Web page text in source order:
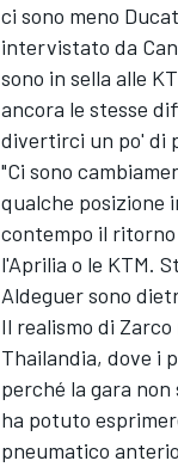
ci sono meno
intervistato da
sono in sella alle
ancora le stesse
divertirci un po' di
"Ci sono
qualche posizione
contempo il ritorno
l'Aprilia o le KTM.
Aldeguersono
Il realismo di
Thailandia, dove i
perché la gara
ha potuto
pneumatico